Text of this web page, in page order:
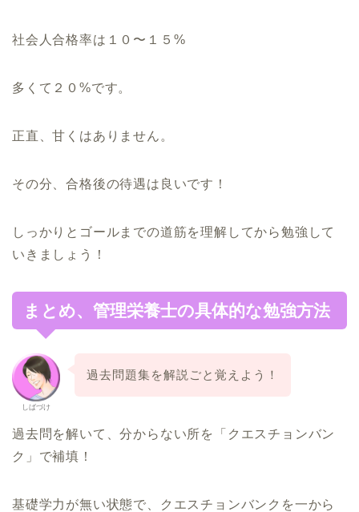
社会人合格率は１０〜１５%
多くて２０%です。
正直、甘くはありません。
その分、合格後の待遇は良いです！
しっかりとゴールまでの道筋を理解してから勉強して
いきましょう
！
まとめ、管理栄養士の具体的な勉強方法
しばづけ
過去問題集を解説ごと覚えよう！
過去問を解いて、分からない所を「クエスチョンバン
ク」で補填！
基礎学力が無い状態で、クエスチョンバンクを一から